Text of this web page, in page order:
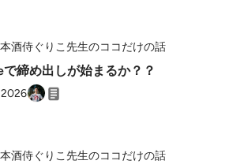
酒侍ぐりこ先生のココだけの話
で締め出しが始まるか？？
酒侍ぐりこ先生のココだけの話